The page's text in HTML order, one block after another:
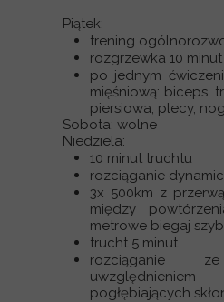
Piątek:
trening
rozgrzewka 10
po jednym
mięśniową: biceps,
piersiowa, plecy,
Sobota: wolne
Niedziela:
10 minut truchtu
rozciąganie
3x 500km z
między
metrowe biegaj
trucht 5 minut
rozciąganie
pogłębiających